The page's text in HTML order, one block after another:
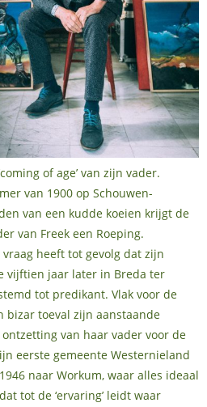
of age’ van zijn vader.
van 1900 op Schouwen-
van een kudde koeien krijgt de
van Freek een Roeping.
heeft tot gevolg dat zijn
vijftien jaar later in Breda ter
tot predikant. Vlak voor de
bizar toeval zijn aanstaande
van haar vader voor de
eerste gemeente Westernieland
naar Workum, waar alles ideaal
tot de ‘ervaring’ leidt waar